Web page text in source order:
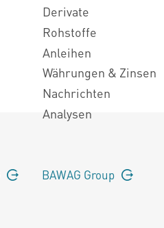
Derivate
Rohstoffe
Anleihen
Währungen & Zinsen
Nachrichten
Analysen
BAWAG Group